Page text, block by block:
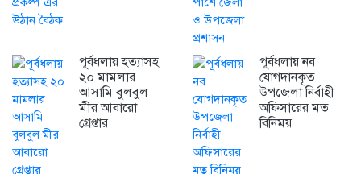
পূর্বধলায় হত্যাসহ
২০ মামলার
আসামি বুলবুল
মীর আবারো
গ্রেপ্তার
পূর্বধলায় নব
যোগদানকৃত
উপজেলা নির্বাহী
অফিসারের মত
বিনিময়